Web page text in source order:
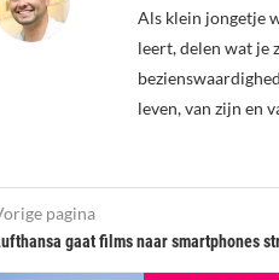
Als klein jongetje
leert, delen wat je
leven, van zijn en
pagina
gaat films naar smartphones